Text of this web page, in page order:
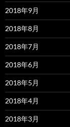
2018年9月
2018年8月
2018年7月
2018年6月
2018年5月
2018年4月
2018年3月